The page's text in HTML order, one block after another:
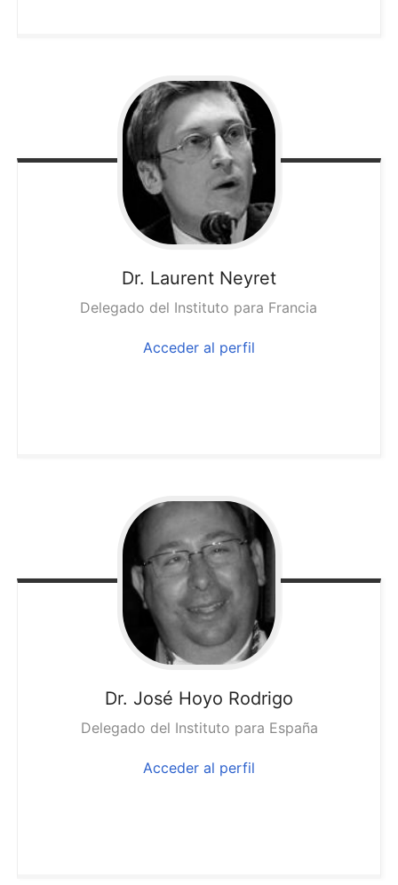
Dr. Laurent Neyret
Delegado del Instituto para Francia
Acceder al perfil
Dr. José Hoyo Rodrigo
Delegado del Instituto para España
Acceder al perfil